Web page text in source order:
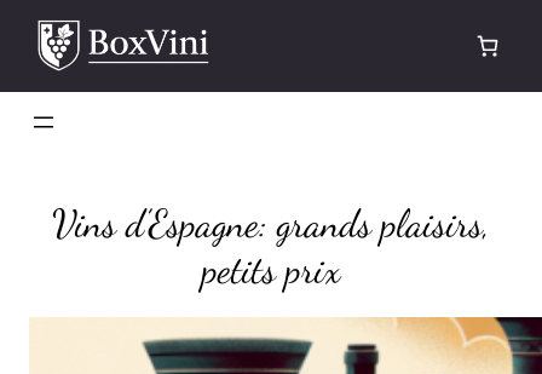
contenu
Vins d’Espagne: grands plaisirs,
petits prix